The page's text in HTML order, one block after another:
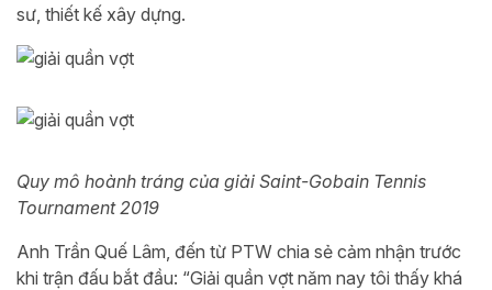
sư, thiết kế xây dựng.
Quy mô hoành tráng của giải Saint-Gobain Tennis
Tournament 2019
Anh Trần Quế Lâm, đến từ PTW chia sẻ cảm nhận trước
khi trận đấu bắt đầu: “Giải quần vợt năm nay tôi thấy khá